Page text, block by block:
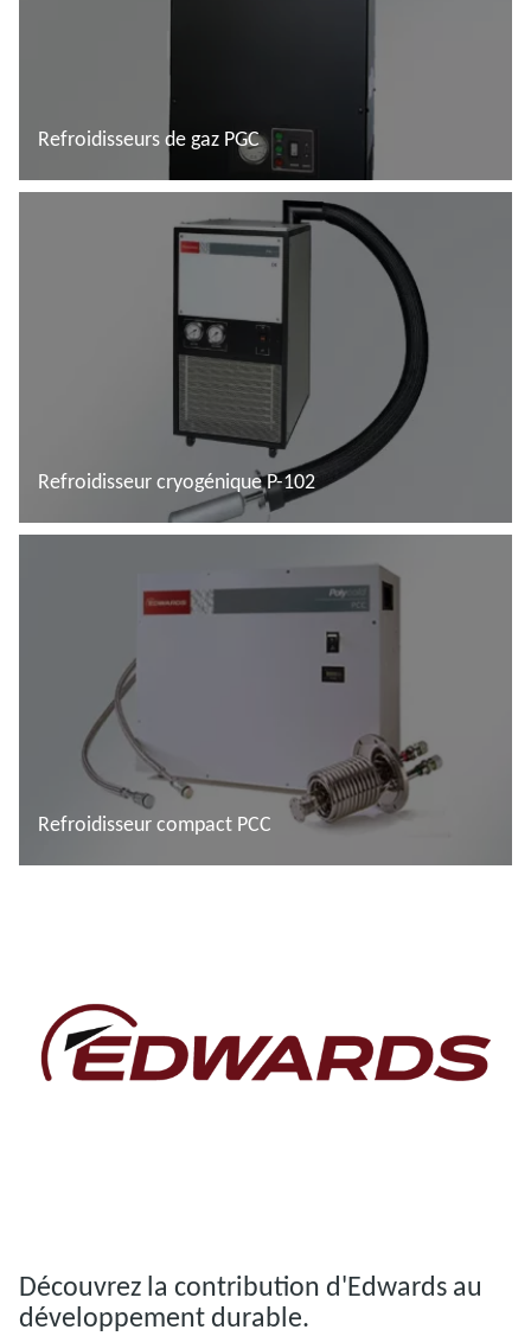
Refroidisseurs de gaz PGC
Refroidisseur cryogénique P-102
Refroidisseur compact PCC
Découvrez la contribution d'Edwards au
développement durable.